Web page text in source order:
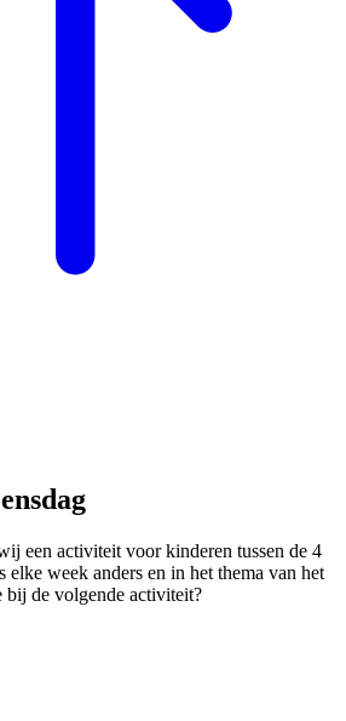
een activiteit voor kinderen tussen de 4
elke week anders en in het thema van het
bij de volgende activiteit?